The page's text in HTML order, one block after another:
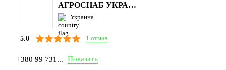
АГРОСНАБ УКРАЇНА
Украина
5.0 1 отзыв
+380 99 731... Показать